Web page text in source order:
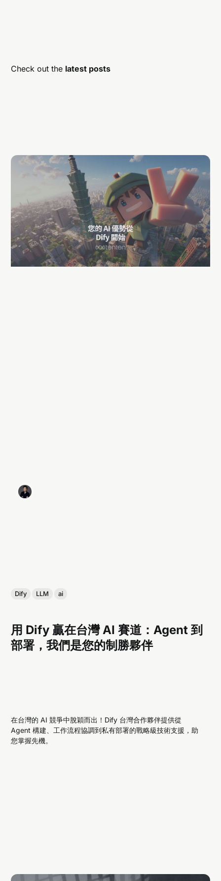
Check out the latest posts
Dify LLM ai
用 Dify 贏在台灣 AI 賽道：Agent 到
部署，我們是您的制勝夥伴
在台灣的 AI 競爭中脫穎而出！Dify 台灣合作夥伴提供從
Agent 構建、工作流程協調到私有部署的戰略級技術支援，助
您掌握先機。